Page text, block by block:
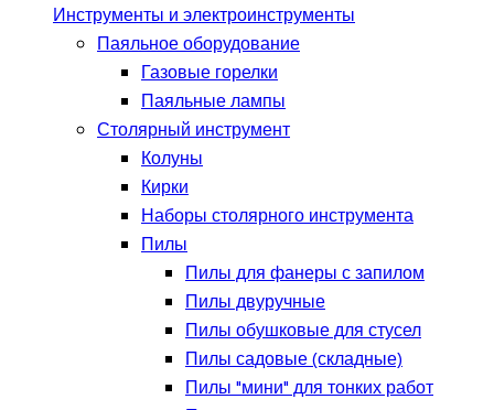
Инструменты и электроинструменты
Паяльное оборудование
Газовые горелки
Паяльные лампы
Столярный инструмент
Колуны
Кирки
Наборы столярного инструмента
Пилы
Пилы для фанеры с запилом
Пилы двуручные
Пилы обушковые для стусел
Пилы садовые (складные)
Пилы "мини" для тонких работ